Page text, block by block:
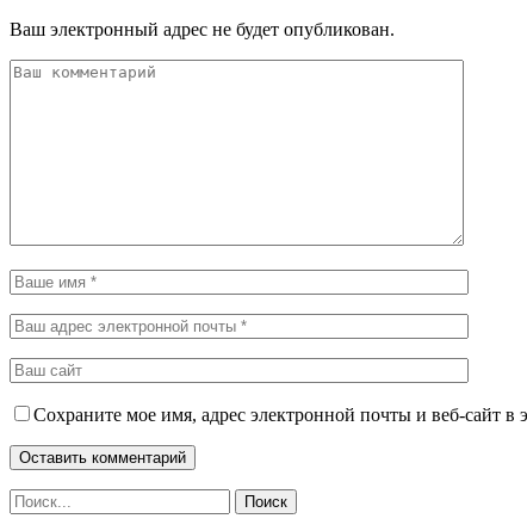
Ваш электронный адрес не будет опубликован.
Сохраните мое имя, адрес электронной почты и веб-сайт в